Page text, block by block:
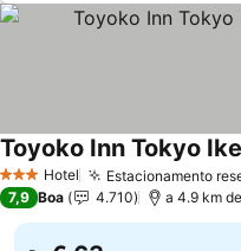
3 EstrelasHotel Estacionamento
Toyoko Inn Tokyo
7,9 Boa 4.710 a 4.9 km